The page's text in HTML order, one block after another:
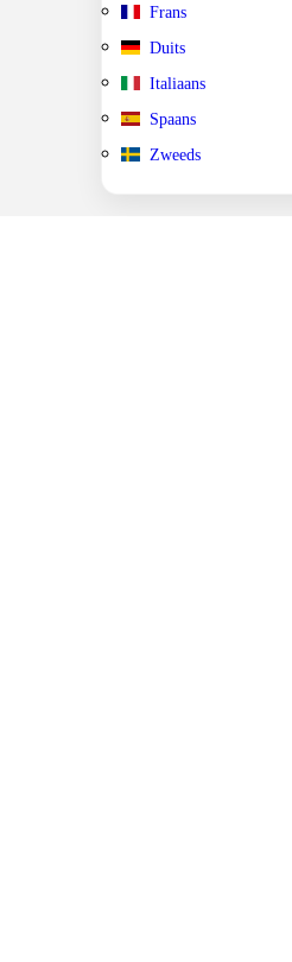
Frans
Duits
Italiaans
Spaans
Zweeds